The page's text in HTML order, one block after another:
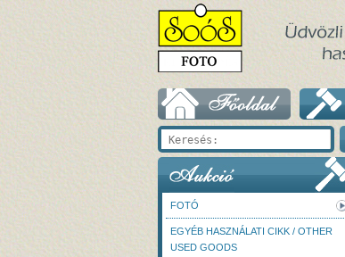
FOTÓ
EGYÉB HASZNÁLATI CIKK / OTHER
USED GOODS